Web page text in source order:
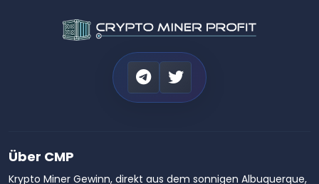
Über CMP
Krypto Miner Gewinn, direkt aus dem sonnigen Albuquerque,